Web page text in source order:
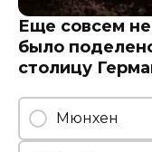
Еще совсем
было
столицу
Мюнхен